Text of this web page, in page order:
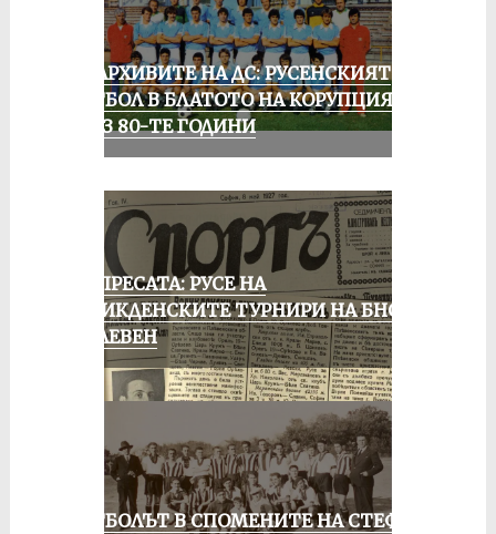
ИЗ АРХИВИТЕ НА ДС: РУСЕНСКИЯТ
ФУТБОЛ В БЛАТОТО НА КОРУПЦИЯТА
ПРЕЗ 80-ТЕ ГОДИНИ
ОТ ПРЕСАТА: РУСЕ НА
ВЕЛИКДЕНСКИТЕ ТУРНИРИ НА БНСФ
В ПЛЕВЕН
ФУТБОЛЪТ В СПОМЕНИТЕ НА СТЕФАН